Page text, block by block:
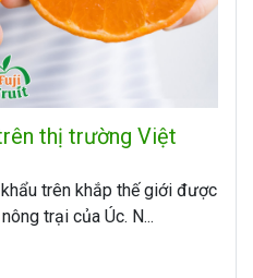
thị trường Việt
trên khắp thế giới được
trại của Úc. N...